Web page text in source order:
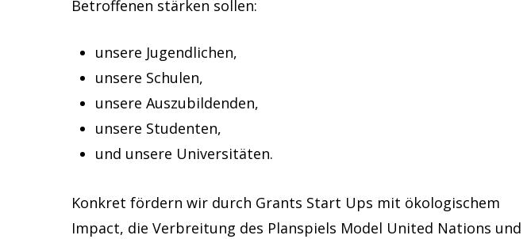
Betroffenen stärken sollen:
unsere Jugendlichen,
unsere Schulen,
unsere Auszubildenden,
unsere Studenten,
und unsere Universitäten.
Konkret fördern wir durch Grants Start Ups mit ökologischem
Impact, die Verbreitung des Planspiels Model United Nations und